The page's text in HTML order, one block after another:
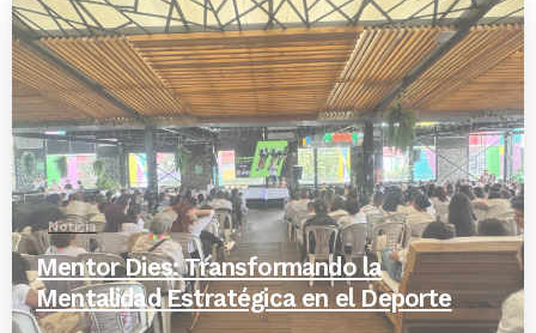
-
Noticia
Mentor Dies: Transformando la
Mentalidad Estratégica en el Deporte